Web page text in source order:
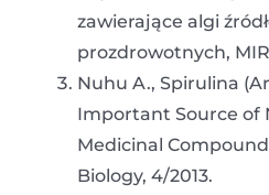
zawierające algi
prozdrowotnych,
Nuhu A., Spirulina
Important Source of
Medicinal
Biology, 4/2013.